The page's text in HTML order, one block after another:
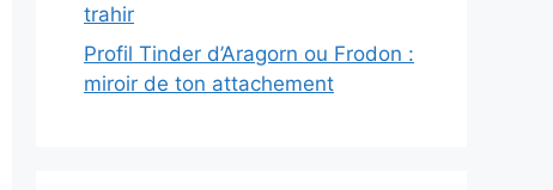
trahir
Profil Tinder d’Aragorn ou Frodon :
miroir de ton attachement